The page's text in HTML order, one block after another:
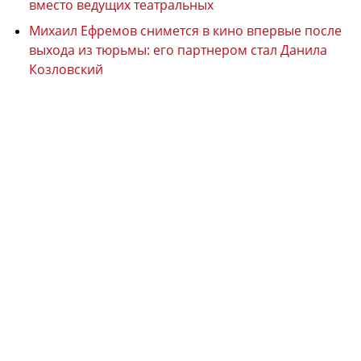
вместо ведущих театральных
Михаил Ефремов снимется в кино впервые после
выхода из тюрьмы: его партнером стал Данила
Козловский